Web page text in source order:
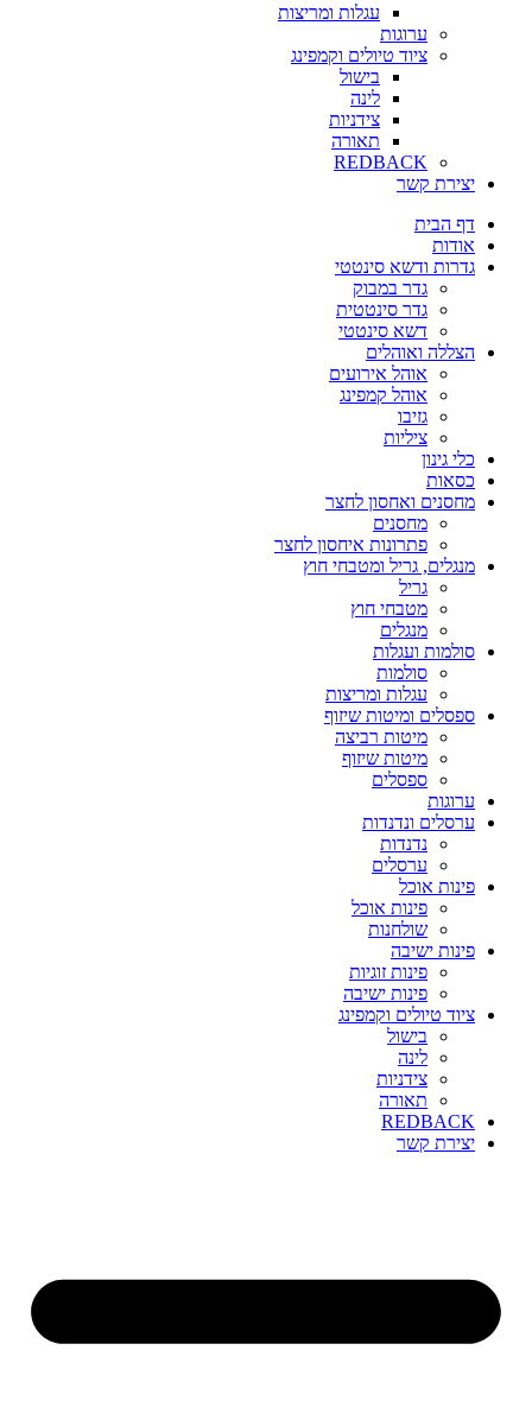
עגלות ומריצות
ערוגות
ציוד טיולים וקמפינג
בישול
לינה
צידניות
תאורה
REDBACK
יצירת קשר
דף הבית
אודות
גדרות ודשא סינטטי
גדר במבוק
גדר סינטטית
דשא סינטטי
הצללה ואוהלים
אוהל אירועים
אוהל קמפינג
גזיבו
ציליות
כלי גינון
כסאות
מחסנים ואחסון לחצר
מחסנים
פתרונות איחסון לחצר
מנגלים, גריל ומטבחי חוץ
גריל
מטבחי חוץ
מנגלים
סולמות ועגלות
סולמות
עגלות ומריצות
ספסלים ומיטות שיזוף
מיטות רביצה
מיטות שיזוף
ספסלים
ערוגות
ערסלים ונדנדות
נדנדות
ערסלים
פינות אוכל
פינות אוכל
שולחנות
פינות ישיבה
פינות זוגיות
פינות ישיבה
ציוד טיולים וקמפינג
בישול
לינה
צידניות
תאורה
REDBACK
יצירת קשר